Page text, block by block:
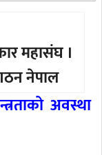
महासंघ ।
नेपाल
अवस्था